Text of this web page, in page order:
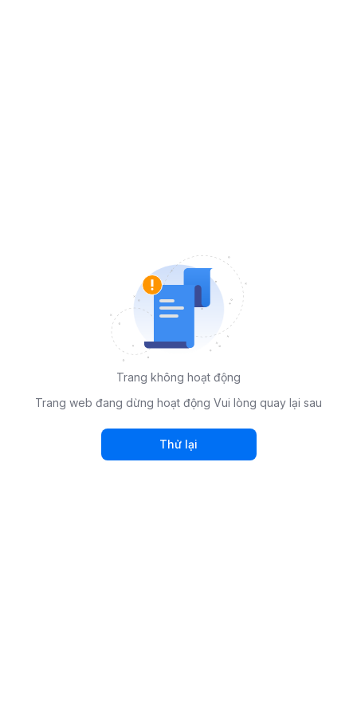
Trang không hoạt động
Trang web đang dừng hoạt động Vui lòng quay lại sau
Thử lại